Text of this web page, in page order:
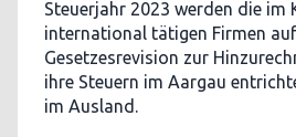
Steuerjahr 2023 werden die im
international tätigen Firmen
Gesetzesrevision zur
ihre Steuern im Aargau
im Ausland.